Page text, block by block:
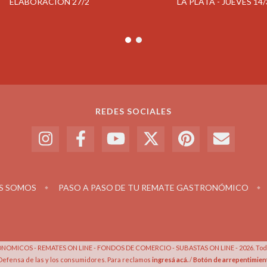
REDES SOCIALES
SOMOS PASO A PASO DE TU REMATE GASTRONÓMICO
- REMATES ON LINE - FONDOS DE COMERCIO - SUBASTAS ON LINE - 2026.
de las y los consumidores. Para reclamos ingresá acá. /Botón de